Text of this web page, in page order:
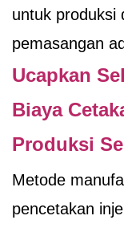
untuk produksi
pemasangan
Ucapkan
Biaya
Produksi
Metode
pencetakan